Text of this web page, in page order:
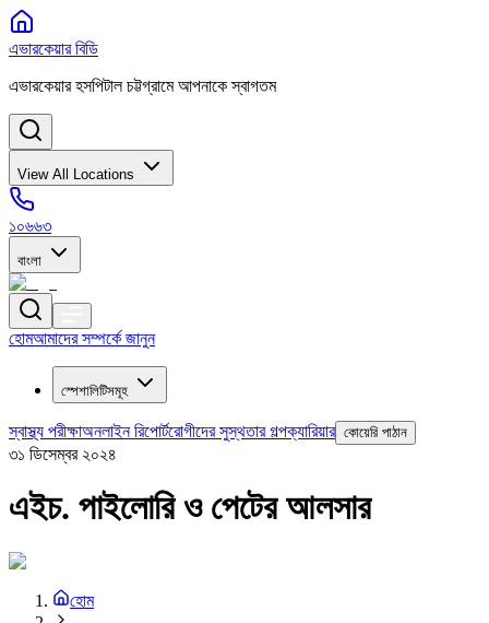
এভারকেয়ার বিডি
এভারকেয়ার হসপিটাল চট্টগ্রামে আপনাকে স্বাগতম
View All Locations
১০৬৬৩
বাংলা
হোমআমাদের সম্পর্কে জানুন
স্পেশালিটিসমূহ
স্বাস্থ্য পরীক্ষাঅনলাইন রিপোর্টরোগীদের সুস্থতার গল্পক্যারিয়ার কোয়েরি পাঠান
৩১ ডিসেম্বর ২০২৪
এইচ. পাইলোরি ও পেটের আলসার
হোম